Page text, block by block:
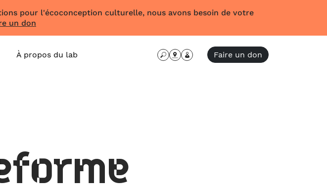
pour l'écoconception culturelle, nous avons besoin de votre
un don
À propos du lab Faire un don